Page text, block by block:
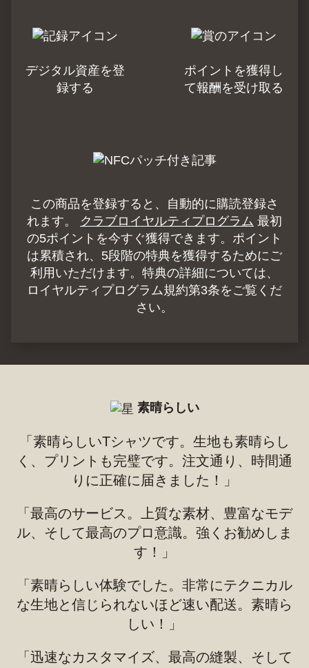
デジタル資産を登
録する
ポイントを獲得し
て報酬を受け取る
この商品を登録すると、自動的に購読登録さ
れます。 クラブロイヤルティプログラム 最初
の5ポイントを今すぐ獲得できます。ポイント
は累積され、5段階の特典を獲得するためにご
利用いただけます。特典の詳細については、
ロイヤルティプログラム規約第3条をご覧くだ
さい。
素晴らしい
「素晴らしいTシャツです。生地も素晴らし
く、プリントも完璧です。注文通り、時間通
りに正確に届きました！」
「最高のサービス。上質な素材、豊富なモデ
ル、そして最高のプロ意識。強くお勧めしま
す！」
「素晴らしい体験でした。非常にテクニカル
な生地と信じられないほど速い配送。素晴ら
しい！」
「迅速なカスタマイズ、最高の縫製、そして